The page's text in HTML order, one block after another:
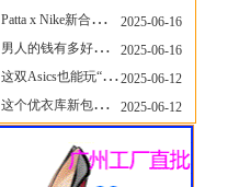
Patta x Nike新合作提前泄露，这次的服饰周边也有亮点？
2025-06-16
男人的钱有多好赚？四个大学生创业卖短裤，年销8个亿！
2025-06-16
这双Asics也能玩“牛仔感”？TOGA联名即将登场！
2025-06-12
这个优衣库新包，能火起来吗？
2025-06-12